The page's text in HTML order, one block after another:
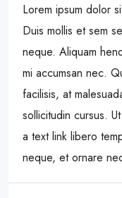
Lorem ipsum dolor
Duis mollis et sem
neque. Aliquam
mi accumsan nec.
facilisis, at
sollicitudin cursus.
a text link libero
neque, et ornare